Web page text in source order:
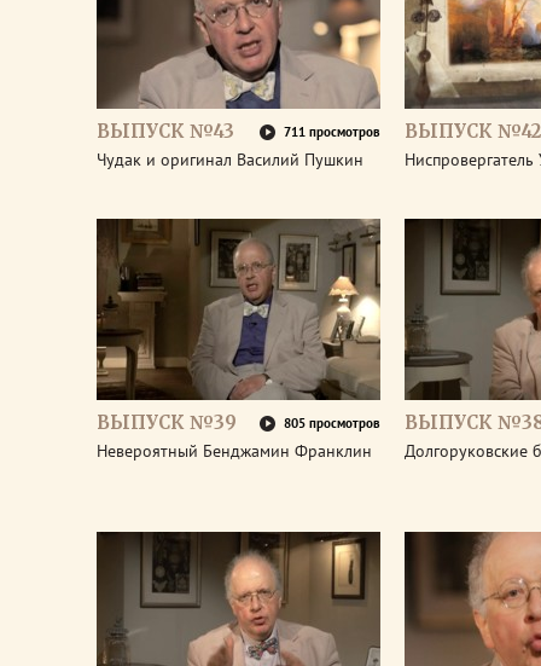
ВЫПУСК №43 711 просмотров
Чудак и оригинал Василий Пушкин
ВЫПУСК №42
ВЫПУСК №39 805 просмотров
Невероятный Бенджамин Франклин
ВЫПУСК
Долгоруковские